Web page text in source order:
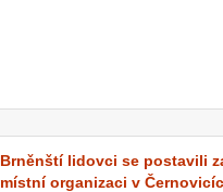
Brněnští lidovci se postavili
místní organizaci v